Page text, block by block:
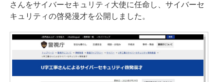
さんをサイバーセキュリティ大使に任命し、サイバーセ
キュリティの啓発漫才を公開しました。